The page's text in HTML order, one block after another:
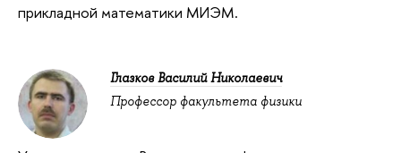
прикладной математики МИЭМ.
Глазков Василий Николаевич
Профессор факультета физики